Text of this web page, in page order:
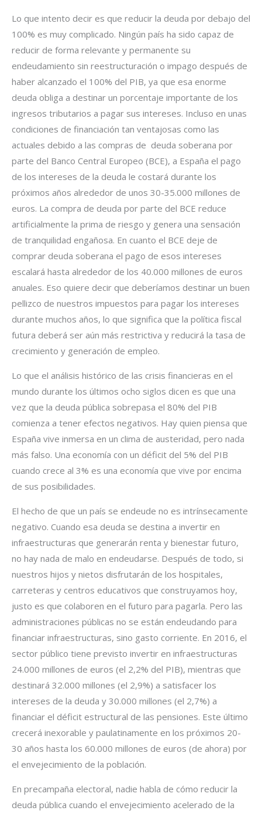
Lo que intento decir es que reducir la deuda por debajo del
100% es muy complicado. Ningún país ha sido capaz de
reducir de forma relevante y permanente su
endeudamiento sin reestructuración o impago después de
haber alcanzado el 100% del PIB, ya que esa enorme
deuda obliga a destinar un porcentaje importante de los
ingresos tributarios a pagar sus intereses. Incluso en unas
condiciones de financiación tan ventajosas como las
actuales debido a las compras de deuda soberana por
parte del Banco Central Europeo (BCE), a España el pago
de los intereses de la deuda le costará durante los
próximos años alrededor de unos 30-35.000 millones de
euros. La compra de deuda por parte del BCE reduce
artificialmente la prima de riesgo y genera una sensación
de tranquilidad engañosa. En cuanto el BCE deje de
comprar deuda soberana el pago de esos intereses
escalará hasta alrededor de los 40.000 millones de euros
anuales. Eso quiere decir que deberíamos destinar un buen
pellizco de nuestros impuestos para pagar los intereses
durante muchos años, lo que significa que la política fiscal
futura deberá ser aún más restrictiva y reducirá la tasa de
crecimiento y generación de empleo.
Lo que el análisis histórico de las crisis financieras en el
mundo durante los últimos ocho siglos dicen es que una
vez que la deuda pública sobrepasa el 80% del PIB
comienza a tener efectos negativos. Hay quien piensa que
España vive inmersa en un clima de austeridad, pero nada
más falso. Una economía con un déficit del 5% del PIB
cuando crece al 3% es una economía que vive por encima
de sus posibilidades.
El hecho de que un país se endeude no es intrínsecamente
negativo. Cuando esa deuda se destina a invertir en
infraestructuras que generarán renta y bienestar futuro,
no hay nada de malo en endeudarse. Después de todo, si
nuestros hijos y nietos disfrutarán de los hospitales,
carreteras y centros educativos que construyamos hoy,
justo es que colaboren en el futuro para pagarla. Pero las
administraciones públicas no se están endeudando para
financiar infraestructuras, sino gasto corriente. En 2016, el
sector público tiene previsto invertir en infraestructuras
24.000 millones de euros (el 2,2% del PIB), mientras que
destinará 32.000 millones (el 2,9%) a satisfacer los
intereses de la deuda y 30.000 millones (el 2,7%) a
financiar el déficit estructural de las pensiones. Este último
crecerá inexorable y paulatinamente en los próximos 20-
30 años hasta los 60.000 millones de euros (de ahora) por
el envejecimiento de la población.
En precampaña electoral, nadie habla de cómo reducir la
deuda pública cuando el envejecimiento acelerado de la